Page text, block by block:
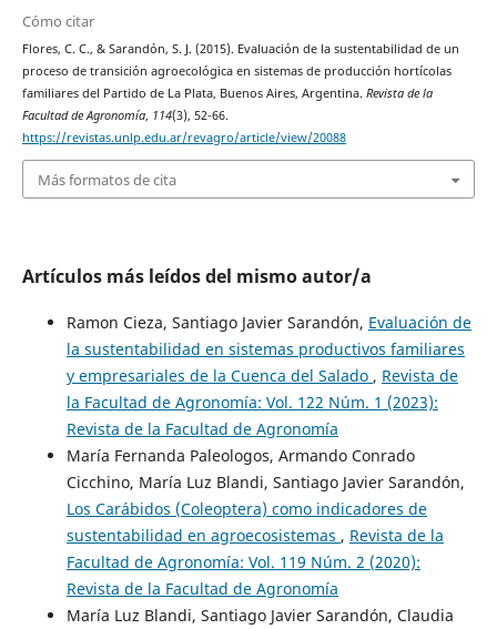
Cómo citar
Flores, C. C., & Sarandón, S. J. (2015). Evaluación de la sustentabilidad de un
proceso de transición agroecológica en sistemas de producción hortícolas
familiares del Partido de La Plata, Buenos Aires, Argentina. Revista de la
Facultad de Agronomía, 114(3), 52-66.
https://revistas.unlp.edu.ar/revagro/article/view/20088
Más formatos de cita
Artículos más leídos del mismo autor/a
Ramon Cieza, Santiago Javier Sarandón, Evaluación de
la sustentabilidad en sistemas productivos familiares
y empresariales de la Cuenca del Salado , Revista de
la Facultad de Agronomía: Vol. 122 Núm. 1 (2023):
Revista de la Facultad de Agronomía
María Fernanda Paleologos, Armando Conrado
Cicchino, María Luz Blandi, Santiago Javier Sarandón,
Los Carábidos (Coleoptera) como indicadores de
sustentabilidad en agroecosistemas , Revista de la
Facultad de Agronomía: Vol. 119 Núm. 2 (2020):
Revista de la Facultad de Agronomía
María Luz Blandi, Santiago Javier Sarandón, Claudia